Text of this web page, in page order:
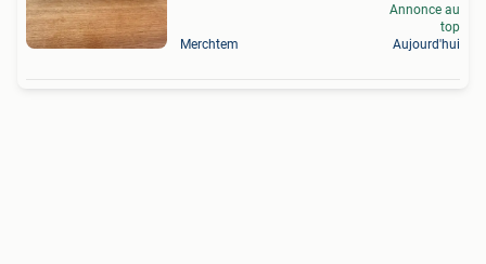
Merchtem
Annonce au
top
Aujourd'hui